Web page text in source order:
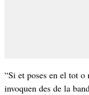
“Si et poses en el tot o
invoquen des de la